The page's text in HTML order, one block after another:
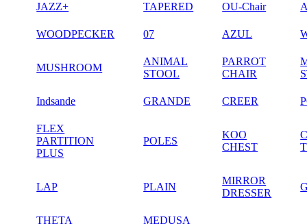
JAZZ+ TAPERED OU-Chair
WOODPECKER 07 AZUL
MUSHROOM
ANIMAL
STOOL
PARROT
CHAIR
Indsande GRANDE CREER
FLEX
PARTITION
PLUS
POLES
KOO
CHEST
LAP PLAIN
MIRROR
DRESSER
THETA
MEDUSA